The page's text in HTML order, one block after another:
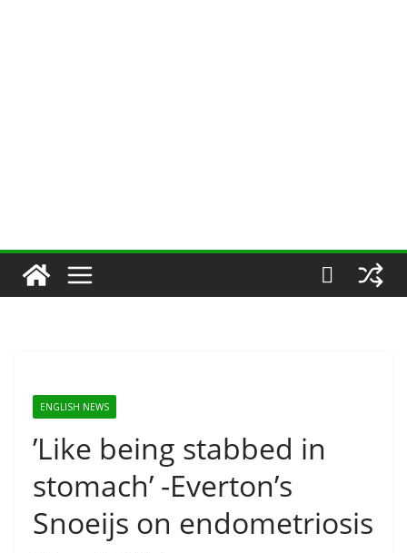
ENGLISH NEWS
’Like being stabbed in
stomach’ -Everton’s
Snoeijs on endometriosis